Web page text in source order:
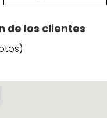
de los clientes